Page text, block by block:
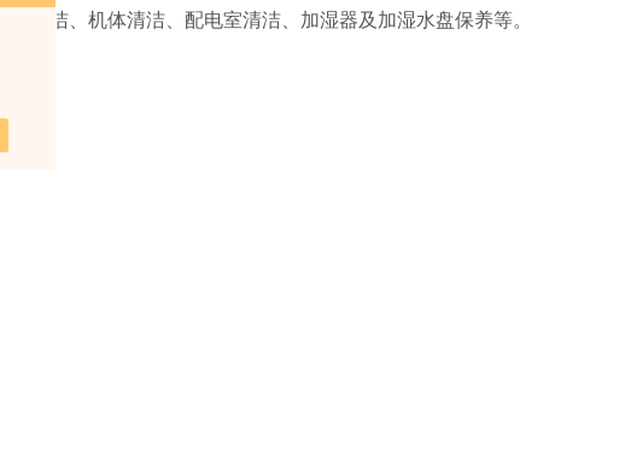
清洁、机体清洁、配电室清洁、加湿器及加湿水盘保养等。